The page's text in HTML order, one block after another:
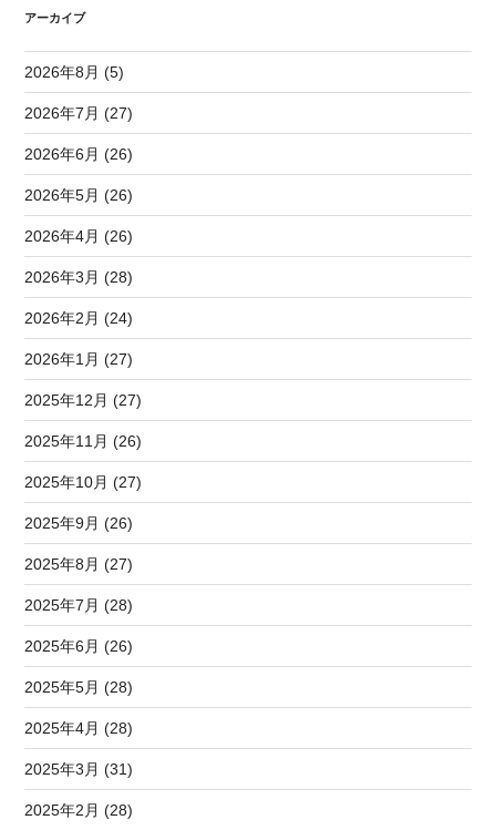
アーカイブ
2026年8月 (5)
2026年7月 (27)
2026年6月 (26)
2026年5月 (26)
2026年4月 (26)
2026年3月 (28)
2026年2月 (24)
2026年1月 (27)
2025年12月 (27)
2025年11月 (26)
2025年10月 (27)
2025年9月 (26)
2025年8月 (27)
2025年7月 (28)
2025年6月 (26)
2025年5月 (28)
2025年4月 (28)
2025年3月 (31)
2025年2月 (28)